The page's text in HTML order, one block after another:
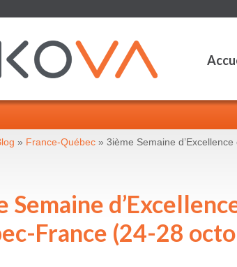
» France-Québec » 3ième Semaine
Semaine
France (24-28